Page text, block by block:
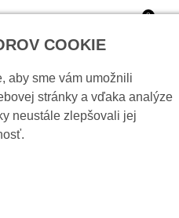
0
set
COOKIE
aby sme vám umožnili
stránky a vďaka analýze
neustále zlepšovali jej